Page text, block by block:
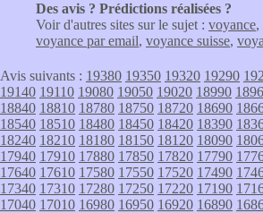
Des avis ? Prédictions réalisées ?
Voir d'autres sites sur le sujet : voyance,
voyance par email, voyance suisse,
Avis suivants : 19380 19350 19320 19290
19140 19110 19080 19050 19020 18990
18840 18810 18780 18750 18720 18690
18540 18510 18480 18450 18420 18390
18240 18210 18180 18150 18120 18090
17940 17910 17880 17850 17820 17790
17640 17610 17580 17550 17520 17490
17340 17310 17280 17250 17220 17190
17040 17010 16980 16950 16920 16890